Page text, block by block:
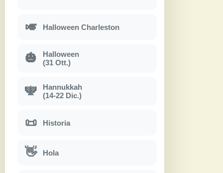
🎺 Halloween Charleston
🎃
Halloween
(31 Ott.)
🕎
Hannukkah
(14-22 Dic.)
📜 Historia
👋 Hola